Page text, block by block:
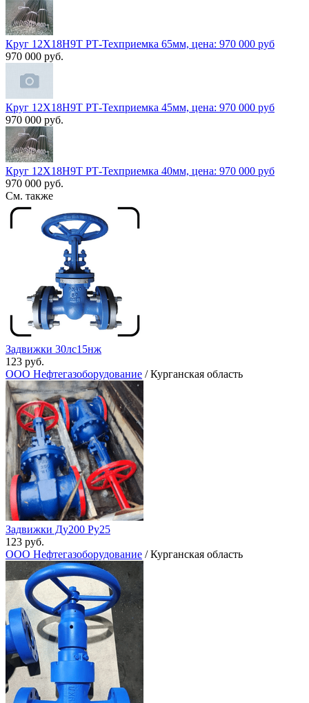
Круг 12Х18Н9Т РТ-Техприемка 65мм, цена: 970 000 руб
970 000 руб.
Круг 12Х18Н9Т РТ-Техприемка 45мм, цена: 970 000 руб
970 000 руб.
Круг 12Х18Н9Т РТ-Техприемка 40мм, цена: 970 000 руб
970 000 руб.
См. также
Задвижки 30лс15нж
123 руб.
ООО Нефтегазоборудование / Курганская область
Задвижки Ду200 Ру25
123 руб.
ООО Нефтегазоборудование / Курганская область